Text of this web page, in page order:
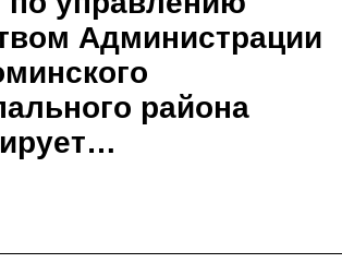
Администрации
района